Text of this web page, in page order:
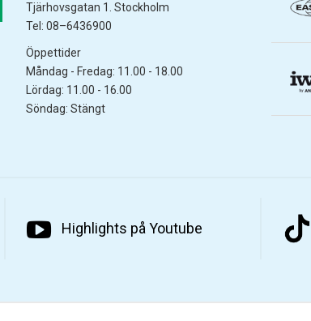
Tjärhovsgatan 1. Stockholm
Tel: 08–6436900
Öppettider
Måndag - Fredag: 11.00 - 18.00
Lördag: 11.00 - 16.00
Söndag: Stängt
Highlights på Youtube